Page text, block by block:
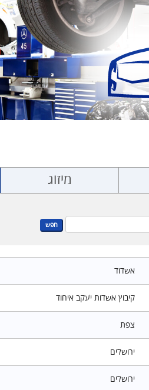
מיזוג
חפש
אשדוד
קיבוץ אשדות יעקב איחוד
צפת
ירושלים
ירושלים